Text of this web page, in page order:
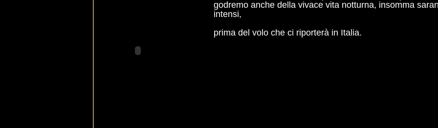
godremo anche della vivace vita notturna, insomma
intensi,
prima del volo che ci riporterà in Italia.